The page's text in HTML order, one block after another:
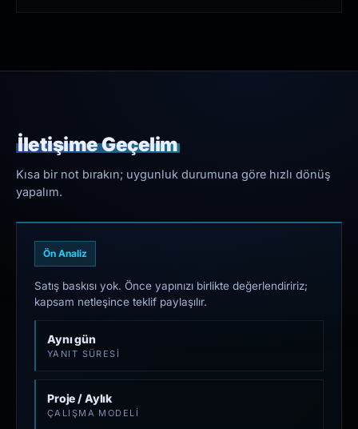
İletişime Geçelim
Kısa bir not bırakın; uygunluk durumuna göre hızlı dönüş
yapalım.
Ön Analiz
Satış baskısı yok. Önce yapınızı birlikte değerlendiririz;
kapsam netleşince teklif paylaşılır.
Aynı gün
YANIT SÜRESI
Proje / Aylık
ÇALIŞMA MODELI